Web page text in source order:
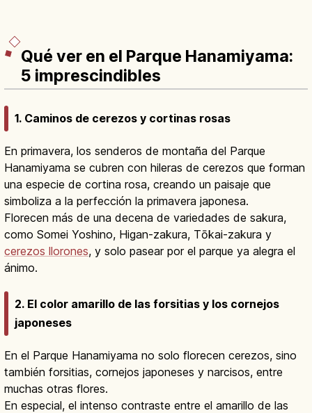
Qué ver en el Parque Hanamiyama:
5 imprescindibles
1. Caminos de cerezos y cortinas rosas
En primavera, los senderos de montaña del Parque
Hanamiyama se cubren con hileras de cerezos que forman
una especie de cortina rosa, creando un paisaje que
simboliza a la perfección la primavera japonesa.
Florecen más de una decena de variedades de sakura,
como Somei Yoshino, Higan-zakura, Tōkai-zakura y
cerezos llorones, y solo pasear por el parque ya alegra el
ánimo.
2. El color amarillo de las forsitias y los cornejos
japoneses
En el Parque Hanamiyama no solo florecen cerezos, sino
también forsitias, cornejos japoneses y narcisos, entre
muchas otras flores.
En especial, el intenso contraste entre el amarillo de las